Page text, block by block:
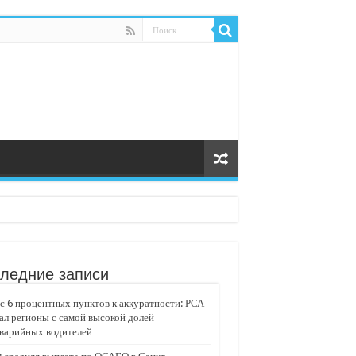
«Движение»
записи
6 процентных пунктов к аккуратности: РСА
регионы с самой высокой долей
водителей